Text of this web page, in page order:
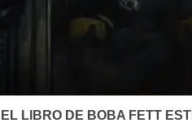
EL LIBRO DE BOBA FETT